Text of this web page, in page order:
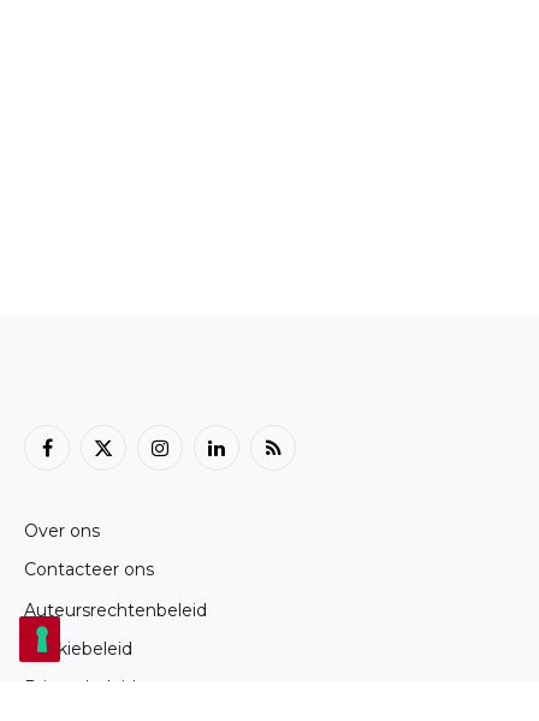
Facebook
X
InstagramLinkedInRSS
Over ons
Contacteer ons
Auteursrechtenbeleid
Cookiebeleid
Privacybeleid